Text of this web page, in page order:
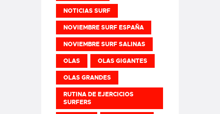
NOTICIAS SURF
NOVIEMBRE SURF ESPAÑA
NOVIEMBRE SURF SALINAS
OLAS OLAS GIGANTES
OLAS GRANDES
RUTINA DE EJERCICIOS
SURFERS